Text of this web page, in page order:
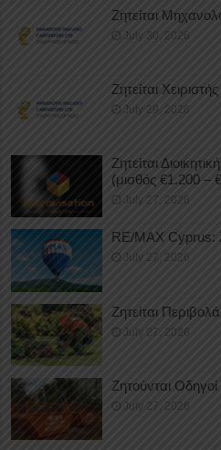
Ζητείται
July 30, 2026
Ζητείται
July 29, 2026
Ζητείται
(μισθός €1.200 –
July 27, 2026
RE/MAX Cyprus:
July 27, 2026
Ζητείται
July 27, 2026
Ζητούνται
July 27, 2026